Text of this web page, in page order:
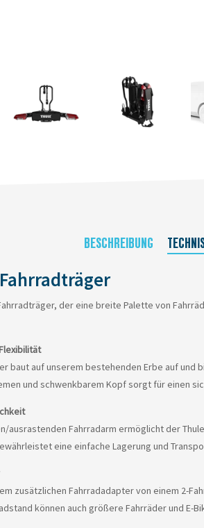
BESCHREIBUNG
der eine breite Palette von
baut auf unserem bestehenden Erbe auf
und schwenkbarem Kopf sorgt für einen
Fahrradarm ermöglicht der
eine einfache Lagerung und
zusätzlichen Fahrradadapter von einem 2-
können auch größere Fahrräder und